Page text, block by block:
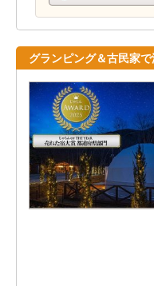
グランピング＆古民家